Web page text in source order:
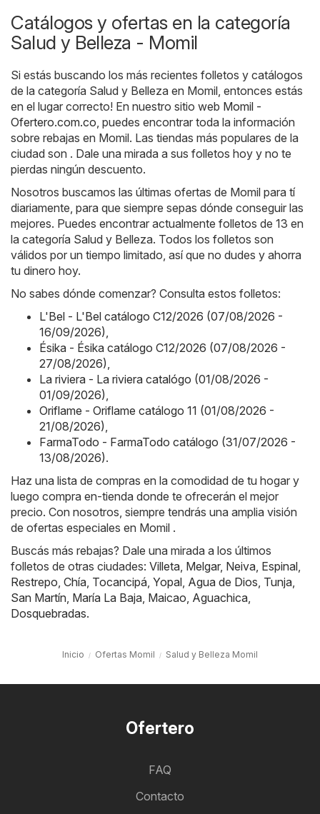
Catálogos y ofertas en la categoría
Salud y Belleza - Momil
Si estás buscando los más recientes folletos y catálogos
de la categoría Salud y Belleza en Momil, entonces estás
en el lugar correcto! En nuestro sitio web Momil -
Ofertero.com.co, puedes encontrar toda la información
sobre rebajas en Momil. Las tiendas más populares de la
ciudad son . Dale una mirada a sus folletos hoy y no te
pierdas ningún descuento.
Nosotros buscamos las últimas ofertas de Momil para tí
diariamente, para que siempre sepas dónde conseguir las
mejores. Puedes encontrar actualmente folletos de 13 en
la categoría Salud y Belleza. Todos los folletos son
válidos por un tiempo limitado, así que no dudes y ahorra
tu dinero hoy.
No sabes dónde comenzar? Consulta estos folletos:
L'Bel - L'Bel catálogo C12/2026 (07/08/2026 -
16/09/2026),
Ésika - Ésika catálogo C12/2026 (07/08/2026 -
27/08/2026),
La riviera - La riviera catalógo (01/08/2026 -
01/09/2026),
Oriflame - Oriflame catálogo 11 (01/08/2026 -
21/08/2026),
FarmaTodo - FarmaTodo catálogo (31/07/2026 -
13/08/2026).
Haz una lista de compras en la comodidad de tu hogar y
luego compra en-tienda donde te ofrecerán el mejor
precio. Con nosotros, siempre tendrás una amplia visión
de ofertas especiales en Momil .
Buscás más rebajas? Dale una mirada a los últimos
folletos de otras ciudades: Villeta, Melgar, Neiva, Espinal,
Restrepo, Chía, Tocancipá, Yopal, Agua de Dios, Tunja,
San Martín, María La Baja, Maicao, Aguachica,
Dosquebradas.
Inicio Ofertas Momil Salud y Belleza Momil
Ofertero
FAQ
Contacto